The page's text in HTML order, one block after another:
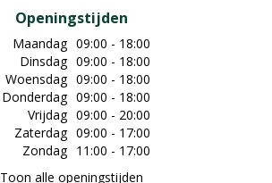
Openingstijden
Maandag 09:00 - 18:00
Dinsdag 09:00 - 18:00
Woensdag 09:00 - 18:00
Donderdag 09:00 - 18:00
Vrijdag 09:00 - 20:00
Zaterdag 09:00 - 17:00
Zondag 11:00 - 17:00
Toon alle openingstijden